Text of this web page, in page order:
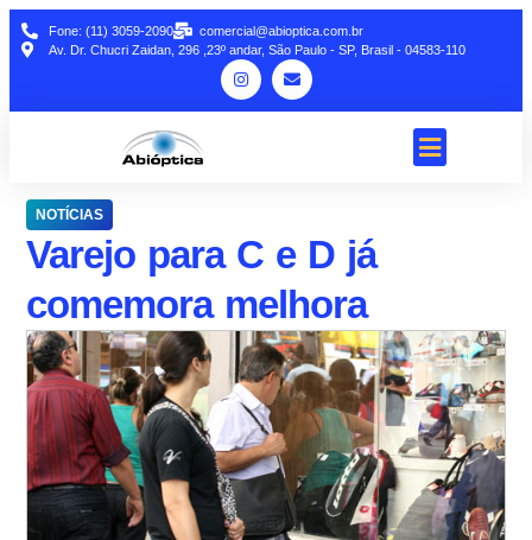
Fone: (11) 3059-2090
comercial@abioptica.com.br
Av. Dr. Chucri Zaidan, 296 ,23º andar, São Paulo - SP, Brasil - 04583-110
NOTÍCIAS
Varejo para C e D já
comemora melhora